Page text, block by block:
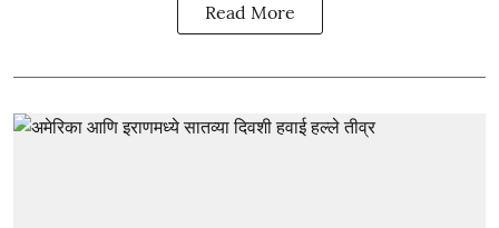
Read More